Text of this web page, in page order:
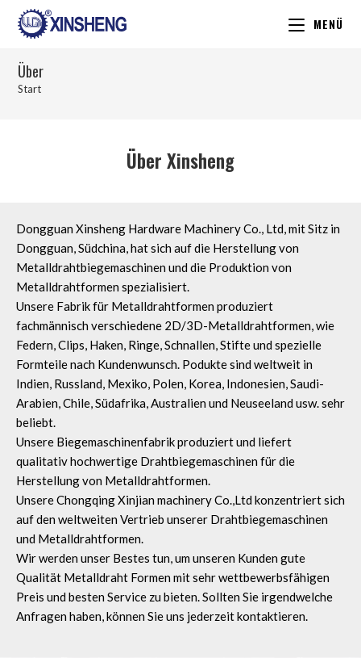
MENÜ
Über
Start
Über Xinsheng
Dongguan Xinsheng Hardware Machinery Co., Ltd, mit Sitz in
Dongguan, Südchina, hat sich auf die Herstellung von
Metalldrahtbiegemaschinen und die Produktion von
Metalldrahtformen spezialisiert.
Unsere Fabrik für Metalldrahtformen produziert
fachmännisch verschiedene 2D/3D-Metalldrahtformen, wie
Federn, Clips, Haken, Ringe, Schnallen, Stifte und spezielle
Formteile nach Kundenwunsch. Podukte sind weltweit in
Indien, Russland, Mexiko, Polen, Korea, Indonesien, Saudi-
Arabien, Chile, Südafrika, Australien und Neuseeland usw. sehr
beliebt.
Unsere Biegemaschinenfabrik produziert und liefert
qualitativ hochwertige Drahtbiegemaschinen für die
Herstellung von Metalldrahtformen.
Unsere Chongqing Xinjian machinery Co.,Ltd konzentriert sich
auf den weltweiten Vertrieb unserer Drahtbiegemaschinen
und Metalldrahtformen.
Wir werden unser Bestes tun, um unseren Kunden gute
Qualität Metalldraht Formen mit sehr wettbewerbsfähigen
Preis und besten Service zu bieten. Sollten Sie irgendwelche
Anfragen haben, können Sie uns jederzeit kontaktieren.